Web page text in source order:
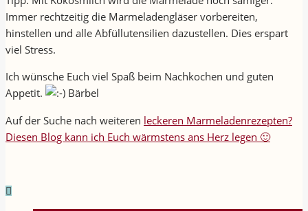
Immer rechtzeitig die Marmeladengläser vorbereiten,
hinstellen und alle Abfüllutensilien dazustellen. Dies erspart
viel Stress.
Ich wünsche Euch viel Spaß beim Nachkochen und guten
Appetit.
Bärbel
Auf der Suche nach weiteren leckeren Marmeladenrezepten?
Diesen Blog kann ich Euch wärmstens ans Herz legen 🙂